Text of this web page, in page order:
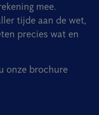
mee.
tijde aan de wet,
precies wat en
onze brochure